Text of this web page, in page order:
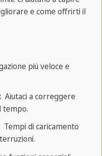
e come offrirti il
più veloce e
Aiutaci a correggere
tempo.
Tempi di caricamento